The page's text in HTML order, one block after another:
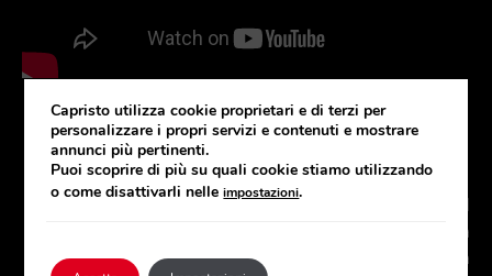
Prezzi e configurazioni:
Impianto di scarico cat back, composto dal
centrale silenziato e dotato di valvole a
comando pneumatico con centralina inclusa
Capristo utilizza cookie proprietari e di terzi per
personalizzare i propri servizi e contenuti e mostrare
annunci più pertinenti.
Puoi scoprire di più su quali cookie stiamo utilizzando
o come disattivarli nelleimpostazioni.